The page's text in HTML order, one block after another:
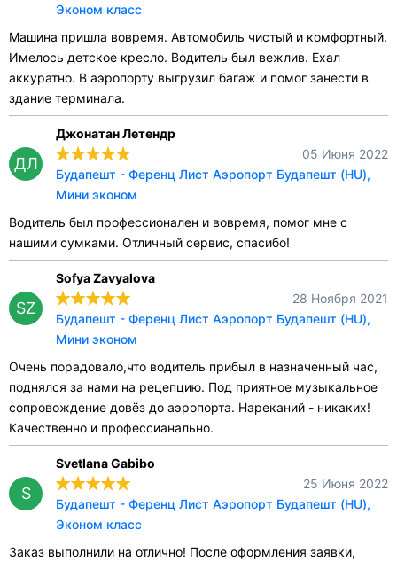
Эконом класс
Машина пришла вовремя. Автомобиль чистый и комфортный.
Имелось детское кресло. Водитель был вежлив. Ехал
аккуратно. В аэропорту выгрузил багаж и помог занести в
здание терминала.
ДЛ
Джонатан Летендр
05 Июня 2022
Будапешт - Ференц Лист Аэропорт Будапешт (HU),
Мини эконом
Водитель был профессионален и вовремя, помог мне с
нашими сумками. Отличный сервис, спасибо!
SZ
Sofya Zavyalova
28 Ноября 2021
Будапешт - Ференц Лист Аэропорт Будапешт (HU),
Мини эконом
Очень порадовало,что водитель прибыл в назначенный час,
поднялся за нами на рецепцию. Под приятное музыкальное
сопровождение довёз до аэропорта. Нареканий - никаких!
Качественно и профессианально.
S
Svetlana Gabibo
25 Июня 2022
Будапешт - Ференц Лист Аэропорт Будапешт (HU),
Эконом класс
Заказ выполнили на отлично! После оформления заявки,